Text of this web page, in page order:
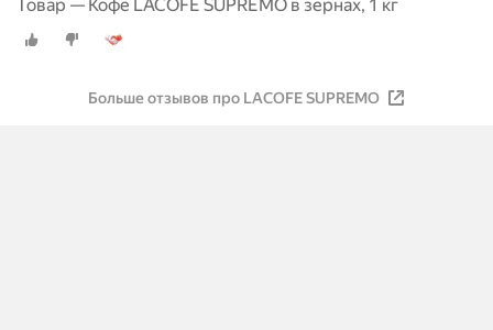
Товар — Кофе LACOFE SUPREMO в зернах, 1 кг
Больше отзывов про LACOFE SUPREMO